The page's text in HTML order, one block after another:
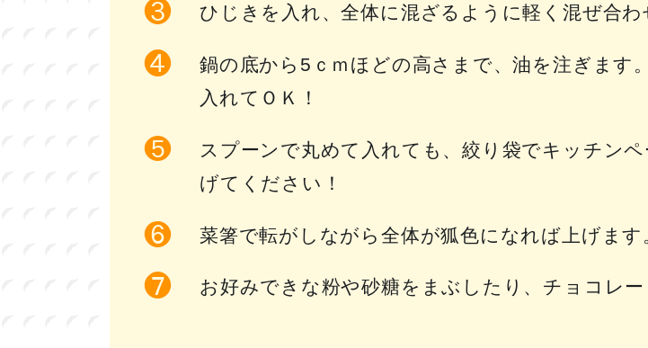
ひじきを入れ、全体に混ざるように軽く混ぜ合わ
鍋の底から5ｃｍほどの高さまで、油を注ぎます
入れてＯＫ！
スプーンで丸めて入れても、絞り袋でキッチン
げてください！
菜箸で転がしながら全体が狐色になれば上げます
お好みできな粉や砂糖をまぶしたり、チョコレ